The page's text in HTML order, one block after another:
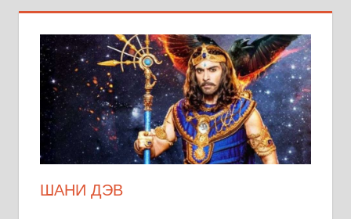
ШАНИ ДЭВ